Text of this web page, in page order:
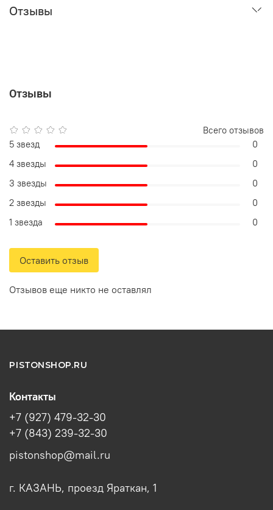
Отзывы
Отзывы
Отзывов еще никто не оставлял
Всего отзывов
5 звезд
0
4 звезды
0
3 звезды
0
2 звезды
0
1 звезда
0
Оставить отзыв
PISTONSHOP.RU
Контакты
+7 (927) 479-32-30
+7 (843) 239-32-30
pistonshop@mail.ru
г. КАЗАНЬ, проезд Яраткан, 1